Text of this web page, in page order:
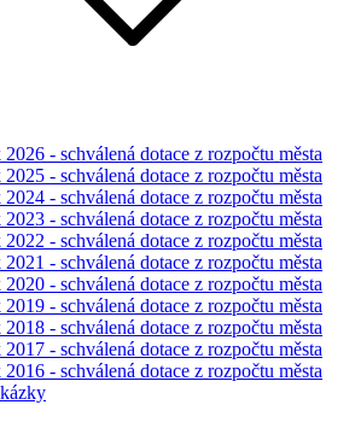
- schválená dotace z rozpočtu města
- schválená dotace z rozpočtu města
- schválená dotace z rozpočtu města
- schválená dotace z rozpočtu města
- schválená dotace z rozpočtu města
- schválená dotace z rozpočtu města
- schválená dotace z rozpočtu města
- schválená dotace z rozpočtu města
- schválená dotace z rozpočtu města
- schválená dotace z rozpočtu města
- schválená dotace z rozpočtu města